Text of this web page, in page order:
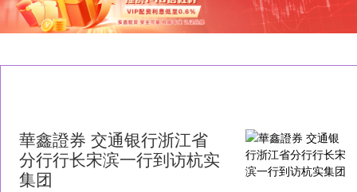
華鑫證券 交通银行浙江省
分行行长宋滨一行到访杭实
集团